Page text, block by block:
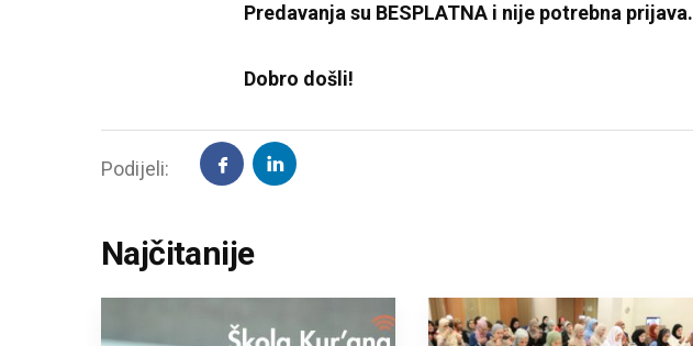
Predavanja su BESPLATNA i nije potrebna prijava.
Dobro došli!
Podijeli:
Najčitanije